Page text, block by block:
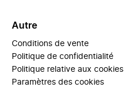
Autre
Conditions de vente
Politique de confidentialité
Politique relative aux cookies
Paramètres des cookies